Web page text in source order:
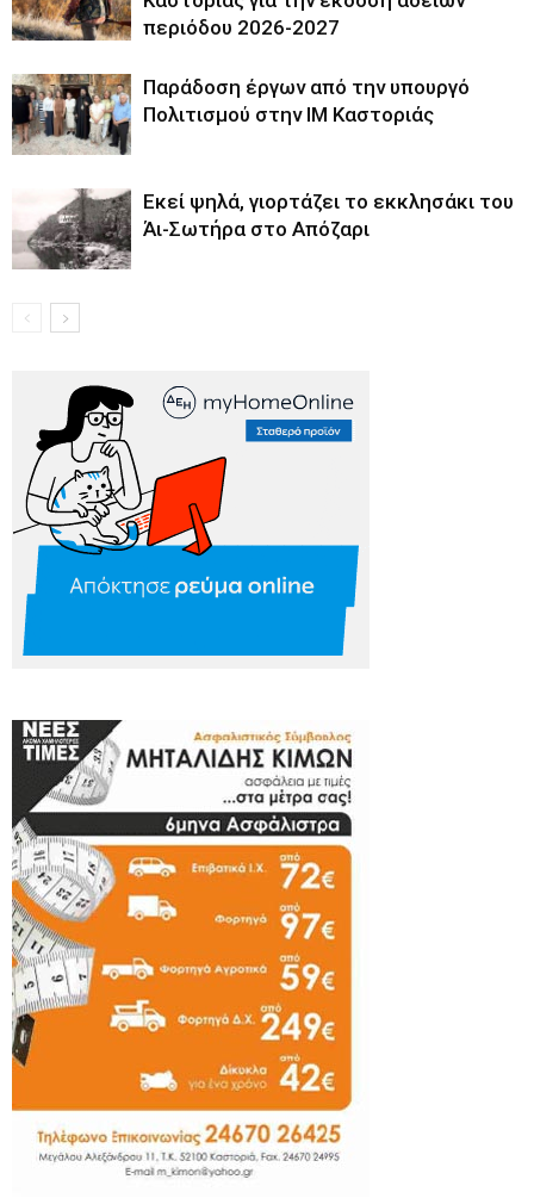
περιόδου 2026-2027
Παράδοση έργων από την υπουργό
Πολιτισμού στην ΙΜ Καστοριάς
Εκεί ψηλά, γιορτάζει το εκκλησάκι του
Άι-Σωτήρα στο Απόζαρι